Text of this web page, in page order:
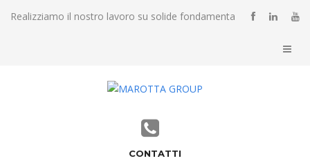
Realizziamo il nostro lavoro su solide fondamenta
CONTATTI